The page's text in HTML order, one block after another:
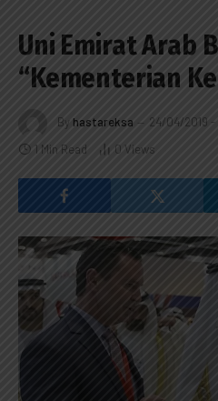
Uni Emirat Arab
“Kementerian
By hastareksa 24/04/2019 -
1 Min Read 0 Views